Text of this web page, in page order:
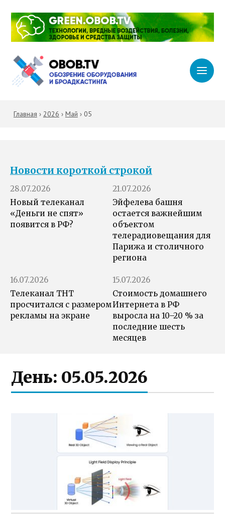
Главная › 2026 › Май › 05
Новости короткой строкой
28.07.2026
Новый телеканал
«Деньги не спят»
появится в РФ?
21.07.2026
Эйфелева башня
остается важнейшим
объектом
телерадиовещания для
Парижа и столичного
региона
16.07.2026
Телеканал ТНТ
просчитался с размером
рекламы на экране
15.07.2026
Стоимость домашнего
Интернета в РФ
выросла на 10–20 % за
последние шесть
месяцев
День: 05.05.2026